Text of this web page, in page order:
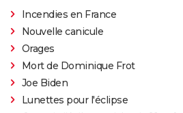
Incendies en France
Nouvelle canicule
Orages
Mort de Dominique Frot
Joe Biden
Lunettes pour l'éclipse